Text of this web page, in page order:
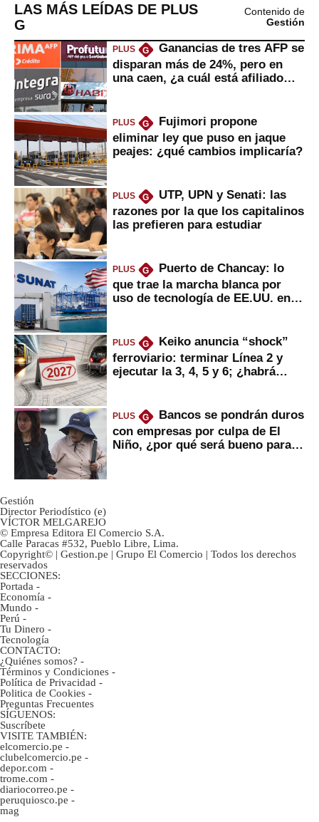
LAS MÁS LEÍDAS DE PLUS
G
Contenido de
Gestión
PLUS G
Ganancias de tres AFP se
disparan más de 24%, pero en
una caen, ¿a cuál está afiliado
PLUS G
Fujimori propone
eliminar ley que puso en jaque
peajes: ¿qué cambios implicaría?
PLUS G
UTP, UPN y Senati: las
razones por la que los capitalinos
las prefieren para estudiar
PLUS G
Puerto de Chancay: lo
que trae la marcha blanca por
uso de tecnología de EE.UU. en
PLUS G
Keiko anuncia “shock”
ferroviario: terminar Línea 2 y
ejecutar la 3, 4, 5 y 6; ¿habrá
PLUS G
Bancos se pondrán duros
con empresas por culpa de El
Niño, ¿por qué será bueno para
Gestión
Director Periodístico (e)
VÍCTOR MELGAREJO
© Empresa Editora El Comercio S.A.
Calle Paracas #532, Pueblo Libre, Lima.
Copyright© | Gestion.pe | Grupo El Comercio | Todos los derechos
reservados
SECCIONES:
Portada -
Economía -
Mundo -
Perú -
Tu Dinero -
Tecnología
CONTACTO:
¿Quiénes somos? -
Términos y Condiciones -
Política de Privacidad -
Politica de Cookies -
Preguntas Frecuentes
SÍGUENOS:
Suscríbete
VISITE TAMBIÉN:
elcomercio.pe -
clubelcomercio.pe -
depor.com -
trome.com -
diariocorreo.pe -
peruquiosco.pe -
mag